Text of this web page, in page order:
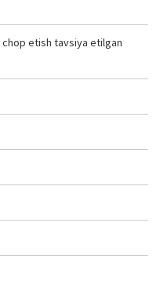
etish tavsiya etilgan